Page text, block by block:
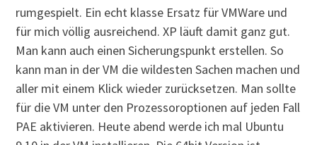
rumgespielt. Ein echt klasse Ersatz für VMWare und
für mich völlig ausreichend. XP läuft damit ganz gut.
Man kann auch einen Sicherungspunkt erstellen. So
kann man in der VM die wildesten Sachen machen und
aller mit einem Klick wieder zurücksetzen. Man sollte
für die VM unter den Prozessoroptionen auf jeden Fall
PAE aktivieren. Heute abend werde ich mal Ubuntu